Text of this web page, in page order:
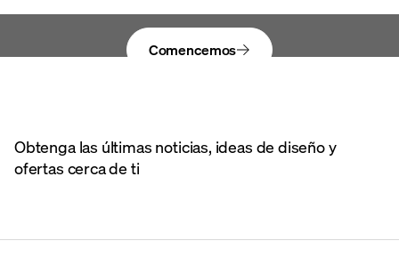
Comencemos
Obtenga las últimas noticias, ideas de diseño y
ofertas cerca de ti